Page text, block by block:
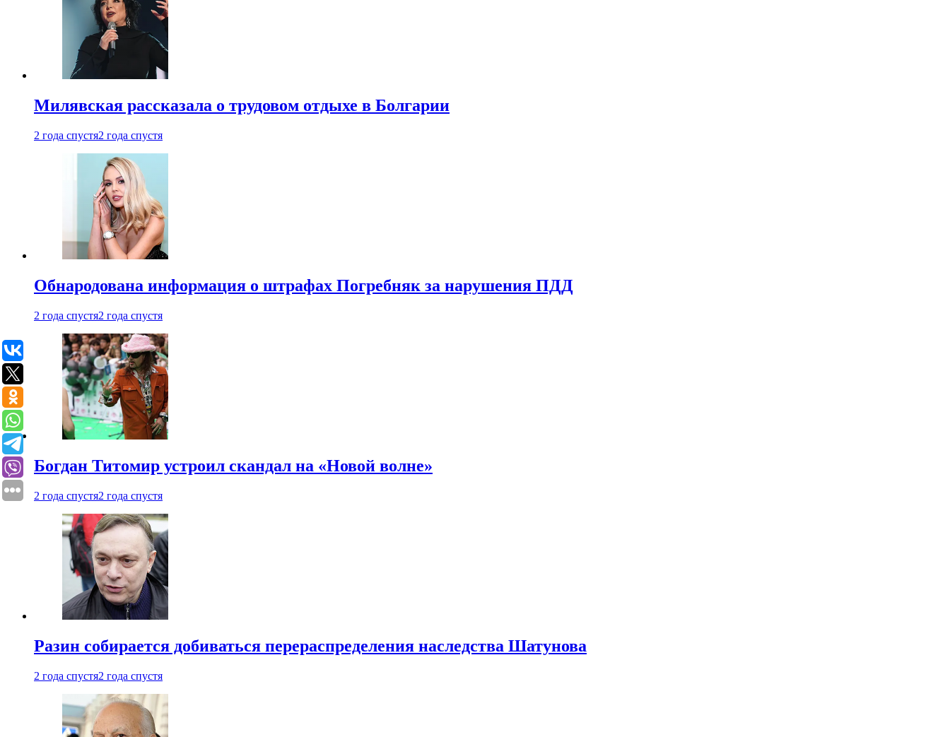
Милявская рассказала о трудовом отдыхе в Болгарии
2 года спустя2 года спустя
Обнародована информация о штрафах Погребняк за нарушения ПДД
2 года спустя2 года спустя
Богдан Титомир устроил скандал на «Новой волне»
2 года спустя2 года спустя
Разин собирается добиваться перераспределения наследства Шатунова
2 года спустя2 года спустя